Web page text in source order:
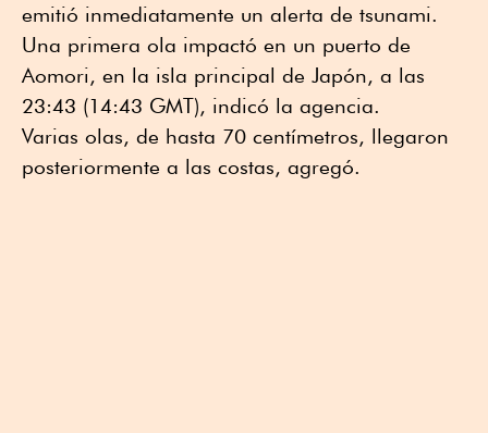
emitió inmediatamente un alerta de tsunami.
Una primera ola impactó en un puerto de
Aomori, en la isla principal de Japón, a las
23:43 (14:43 GMT), indicó la agencia.
Varias olas, de hasta 70 centímetros, llegaron
posteriormente a las costas, agregó.